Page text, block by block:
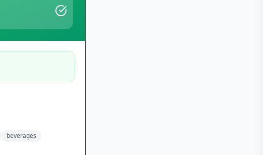
beverages